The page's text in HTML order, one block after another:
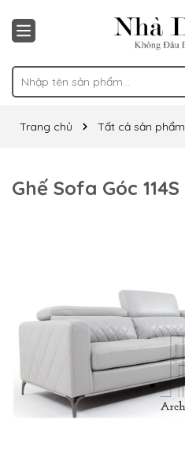
Trang chủ Tất cả sản phẩm
Ghế Sofa Góc 114S